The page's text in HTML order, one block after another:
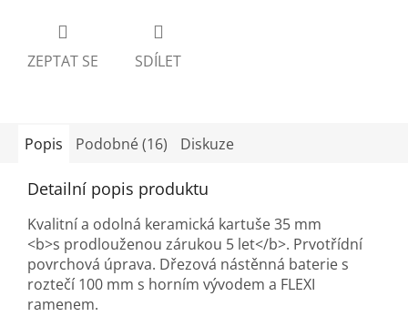
ZEPTAT SE SDÍLET
Popis Podobné (16) Diskuze
Detailní popis produktu
Kvalitní a odolná keramická kartuše 35 mm
<b>s prodlouženou zárukou 5 let</b>. Prvotřídní
povrchová úprava. Dřezová nástěnná baterie s
roztečí 100 mm s horním vývodem a FLEXI
ramenem.